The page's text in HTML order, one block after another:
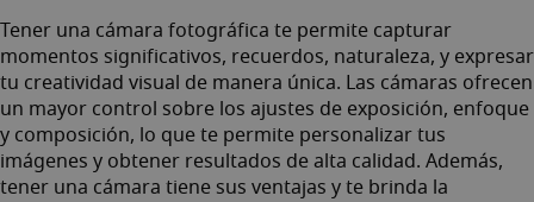
Tener una cámara fotográfica te permite capturar
momentos significativos, recuerdos, naturaleza, y expresar
tu creatividad visual de manera única. Las cámaras ofrecen
un mayor control sobre los ajustes de exposición, enfoque
y composición, lo que te permite personalizar tus
imágenes y obtener resultados de alta calidad. Además,
tener una cámara tiene sus ventajas y te brinda la